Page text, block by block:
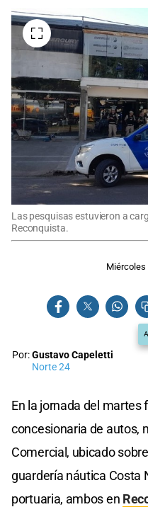
Las pesquisas estuvieron a
Reconquista.
Miércoles
Por:Gustavo Capeletti
Norte 24
En la jornada del martes
concesionaria de autos,
Comercial, ubicado
guardería náutica Costa
portuaria, ambos en